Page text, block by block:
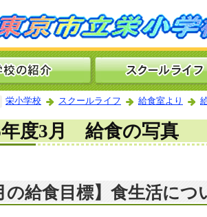
栄小学校 スクールライフ 給食室より
年度3月 給食の写真
の給食目標】食生活に